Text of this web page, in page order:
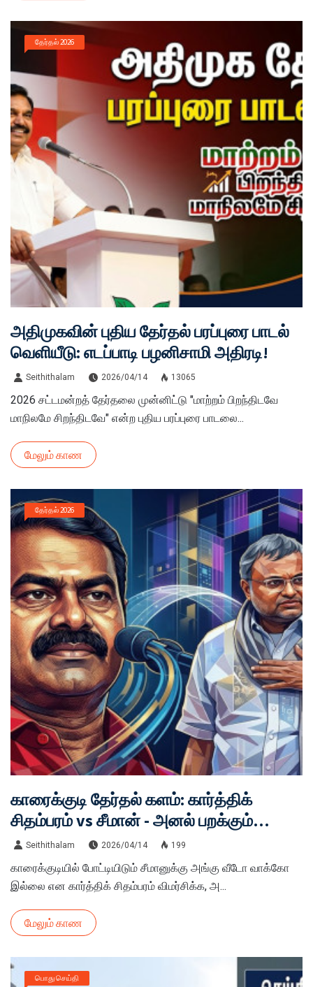
தேர்தல் 2026
அதிமுகவின் புதிய தேர்தல் பரப்புரை பாடல்
வெளியீடு: எடப்பாடி பழனிசாமி அதிரடி!
Seithithalam 2026/04/14 13065
2026 சட்டமன்றத் தேர்தலை முன்னிட்டு "மாற்றம் பிறந்திடவே
மாநிலமே சிறந்திடவே" என்ற புதிய பரப்புரை பாடலை...
மேலும் காண
தேர்தல் 2026
காரைக்குடி தேர்தல் களம்: கார்த்திக்
சிதம்பரம் vs சீமான் - அனல் பறக்கும்
மோதல்!
Seithithalam 2026/04/14 199
காரைக்குடியில் போட்டியிடும் சீமானுக்கு அங்கு வீடோ வாக்கோ
இல்லை என கார்த்திக் சிதம்பரம் விமர்சிக்க, அ...
மேலும் காண
பொது செய்தி